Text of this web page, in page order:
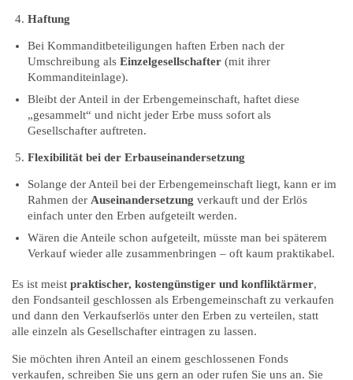
Haftung
Bei Kommanditbeteiligungen haften Erben nach der
Umschreibung als Einzelgesellschafter(mit ihrer
Kommanditeinlage).
Bleibt der Anteil in der Erbengemeinschaft, haftet diese
„gesammelt“ und nicht jeder Erbe muss sofort als
Gesellschafter auftreten.
Flexibilität bei der Erbauseinandersetzung
Solange der Anteil bei der Erbengemeinschaft liegt, kann er im
Rahmen der Auseinandersetzung verkauft und der Erlös
einfach unter den Erben aufgeteilt werden.
Wären die Anteile schon aufgeteilt, müsste man bei späterem
Verkauf wieder alle zusammenbringen – oft kaum praktikabel.
Es ist meist praktischer, kostengünstiger und konfliktärmer,
den Fondsanteil geschlossen als Erbengemeinschaft zu verkaufen
und dann den Verkaufserlös unter den Erben zu verteilen, statt
alle einzeln als Gesellschafter eintragen zu lassen.
Sie möchten ihren Anteil an einem geschlossenen Fonds
verkaufen, schreiben Sie uns gern an oder rufen Sie uns an. Sie